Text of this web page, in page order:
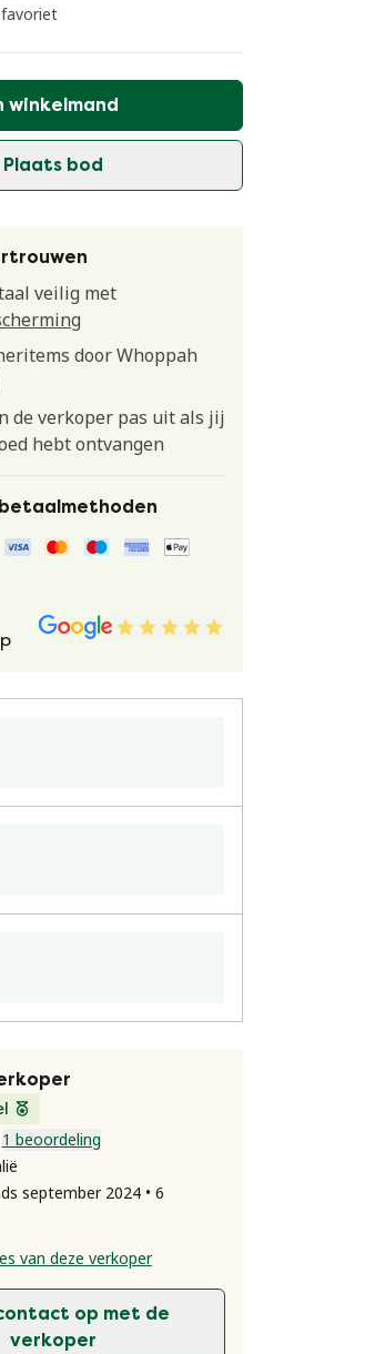
winkelmand
Plaats bod
veilig met
door Whoppah
de verkoper pas uit als jij
hebt ontvangen
1 beoordeling
september 2024 • 6
van deze verkoper
op met de
verkoper